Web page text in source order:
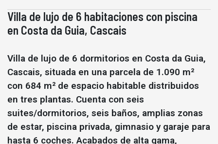
Villa de lujo de 6 habitaciones con piscina
en Costa da Guia, Cascais
Villa de lujo de 6 dormitorios en Costa da Guia,
Cascais, situada en una parcela de 1.090 m²
con 684 m² de espacio habitable distribuidos
en tres plantas. Cuenta con seis
suites/dormitorios, seis baños, amplias zonas
de estar, piscina privada, gimnasio y garaje para
hasta 6 coches. Acabados de alta gama,